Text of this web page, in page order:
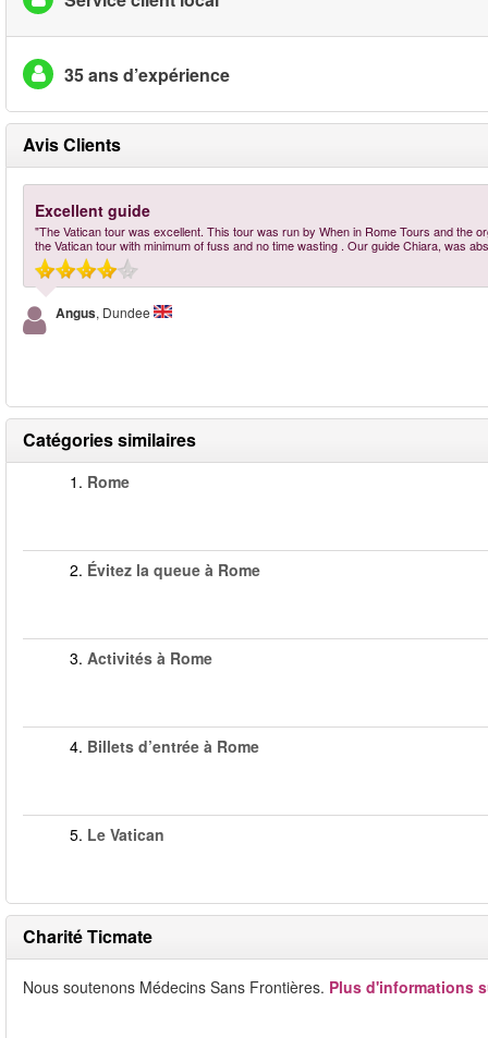
35 ans d’expérience
Avis Clients
Excellent guide
"The Vatican tour was excellent. This tour was run by When in Rome Tours and the
the Vatican tour with minimum of fuss and no time wasting . Our guide Chiara, was
Angus, Dundee
Catégories similaires
1. Rome
2. Évitez la queue à Rome
3. Activités à Rome
4. Billets d’entrée à Rome
5. Le Vatican
Charité Ticmate
Nous soutenons Médecins Sans Frontières. Plus d'informations